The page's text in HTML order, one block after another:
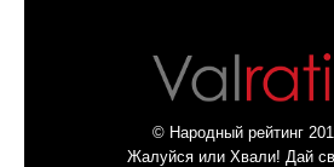
© Народный рейтинг
Жалуйся или Хвали! Дай